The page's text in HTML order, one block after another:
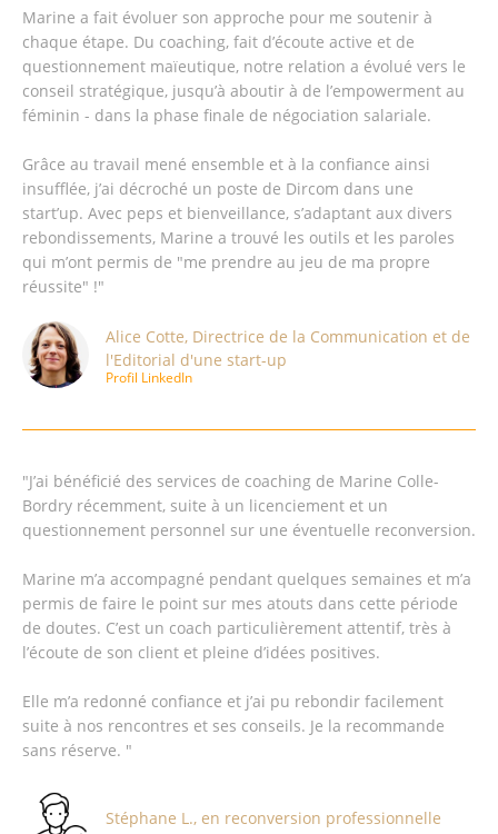
Marine a fait évoluer son approche pour me soutenir à
chaque étape. Du coaching, fait d’écoute active et de
questionnement maïeutique, notre relation a évolué vers le
conseil stratégique, jusqu’à aboutir à de l’empowerment au
féminin - dans la phase finale de négociation salariale.
Grâce au travail mené ensemble et à la confiance ainsi
insufflée, j’ai décroché un poste de Dircom dans une
start’up. Avec peps et bienveillance, s’adaptant aux divers
rebondissements, Marine a trouvé les outils et les paroles
qui m’ont permis de "me prendre au jeu de ma propre
réussite" !"
Alice Cotte, Directrice de la Communication et de
l'Editorial d'une start-up
Profil LinkedIn
"J’ai bénéficié des services de coaching de Marine Colle-
Bordry récemment, suite à un licenciement et un
questionnement personnel sur une éventuelle reconversion.
Marine m’a accompagné pendant quelques semaines et m’a
permis de faire le point sur mes atouts dans cette période
de doutes. C’est un coach particulièrement attentif, très à
l’écoute de son client et pleine d’idées positives.
Elle m’a redonné confiance et j’ai pu rebondir facilement
suite à nos rencontres et ses conseils. Je la recommande
sans réserve. "
Stéphane L., en reconversion professionnelle